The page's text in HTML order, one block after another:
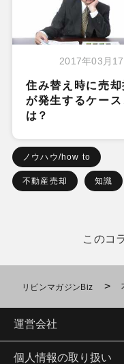
2017年03月17
住み替え時に売却
が発生するケース
は？
ノウハウ/how to
不動産売却 知識
このコ
リビンマガジンBiz >
運営会社
個人情報の取り扱い